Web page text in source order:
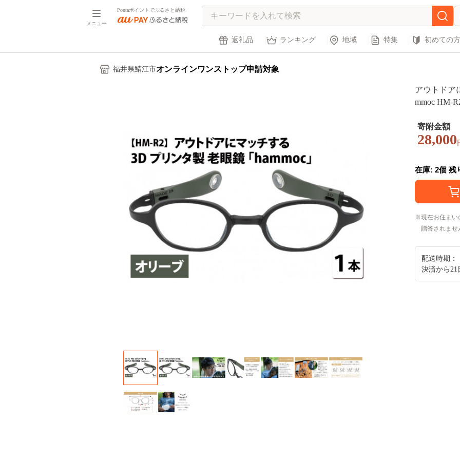
メニュー
Pontaポイントでふるさと納税
返礼品 ランキング 地域 特集 初めての方
福井県鯖江市オンラインワンストップ申請対象
アウトドア
寄附金額
28,000
在庫: 2個 残
現在お住まい
贈答されませ
配送時期：
決済から21